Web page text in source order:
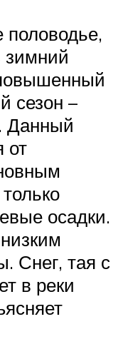
половодье,
зимний
сезон –
Данный
от
осадки.
Снег, тая с
в реки